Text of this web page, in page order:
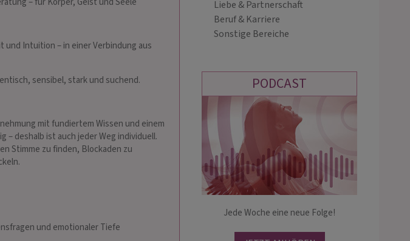
mit Hellsicht, verschiedenen
Kartendecks zu Seelenpartner-Themen
und energetischen Ritualen. Auch wenn
es gerade schwer erscheint, es gibt
Prozesse. Gemeinsam verstehen und
lösen wir Bindungsmuster,
Nervensystemreaktionen und
SOULANGEL
PIN: 175
Fragen Kein Thema ist
KIRA
☆ Liebevolle Lebensberatung mit
Pendeln sind meine Berufung und ich
kann dir genaue Antworten auf alle deine
FEDERICO
★★★ New Yorks famous Star-
Aussergewoehnliche
und Intuition – in einer Verbindung aus
sensibel, stark und suchend.
mit fundiertem Wissen und einem
– deshalb ist auch jeder Weg individuell.
Stimme zu finden, Blockaden zu
und emotionaler Tiefe
Liebe & Partnerschaft
Beruf & Karriere
Sonstige Bereiche
PODCAST
Jede Woche eine neue Folge!